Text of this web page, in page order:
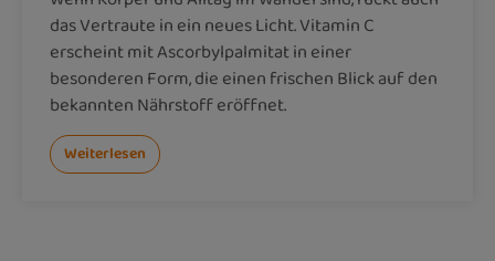
das Vertraute in ein neues Licht. Vitamin C
erscheint mit Ascorbylpalmitat in einer
besonderen Form, die einen frischen Blick auf den
bekannten Nährstoff eröffnet.
Weiterlesen